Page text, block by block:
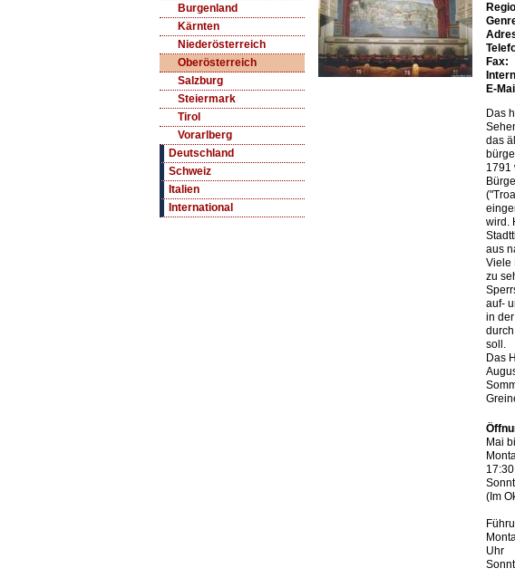
Burgenland
Kärnten
Niederösterreich
Oberösterreich
Salzburg
Steiermark
Tirol
Vorarlberg
Deutschland
Schweiz
Italien
International
Fax:
E-
Das
das
1791
wird.
aus
Viele
zu
auf-
in
soll.
Das
Mai
(Im
Uhr